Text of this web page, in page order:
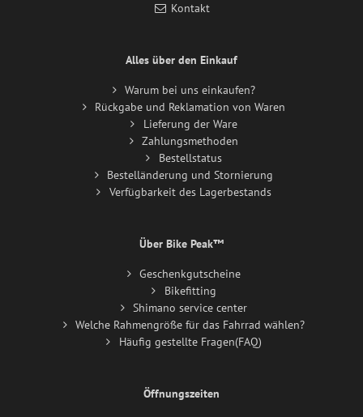
Kontakt
Alles über den Einkauf
Warum bei uns einkaufen?
Rückgabe und Reklamation von Waren
Lieferung der Ware
Zahlungsmethoden
Bestellstatus
Bestelländerung und Stornierung
Verfügbarkeit des Lagerbestands
Über Bike Peak™
Geschenkgutscheine
Bikefitting
Shimano service center
Welche Rahmengröße für das Fahrrad wählen?
Häufig gestellte Fragen(FAQ)
Öffnungszeiten